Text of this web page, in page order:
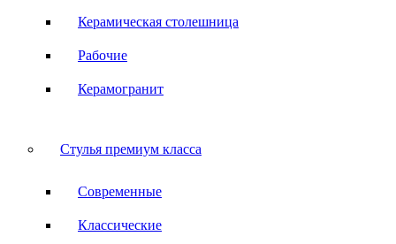
Керамическая столешница
Рабочие
Керамогранит
Стулья премиум класса
Современные
Классические